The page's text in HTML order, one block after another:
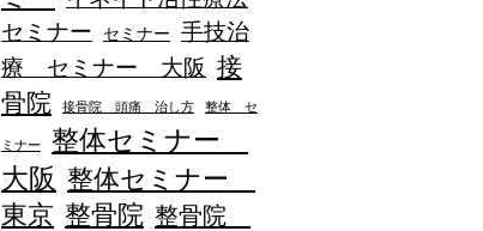
セミナー
セミナー
手技治
療 セミナー 大阪 接
骨院
接骨院 頭痛 治し方 整体 セ
ミナー
整体セミナー
大阪 整体セミナー
東京 整骨院 整骨院